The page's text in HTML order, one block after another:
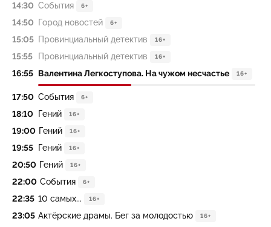
14:30 События 6+
14:50 Город новостей 6+
15:05 Провинциальный детектив 16+
15:55 Провинциальный детектив 16+
16:55 Валентина Легкоступова. На чужом несчастье 16+
17:50 События 6+
18:10 Гений 16+
19:00 Гений 16+
19:55 Гений 16+
20:50 Гений 16+
22:00 События 6+
22:35 10 самых... 16+
23:05 Актёрские драмы. Бег за молодостью 16+